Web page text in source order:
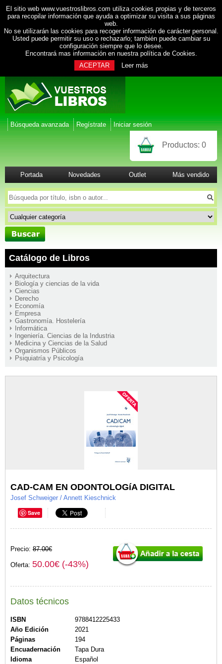
El sitio web www.vuestroslibros.com utiliza cookies propias y de terceros
para recopilar información que ayuda a optimizar su visita a sus páginas
web.
No se utilizarán las cookies para recoger información de carácter personal.
Usted puede permitir su uso o rechazarlo; también puede cambiar su
configuración siempre que lo desee.
Encontrará mas información en nuestra política de Cookies.
ACEPTAR
Leer más
Búsqueda avanzada Regístrate Iniciar sesión
Productos: 0
Portada Novedades Outlet Más vendido
Catálogo de Libros
Arquitectura
Biología y ciencias de la vida
Ciencias
Derecho
Economía
Empresa
Gastronomía. Hostelería
Informática
Ingeniería. Ciencias de la Industria
Medicina y Ciencias de la Salud
Organismos Públicos
Psiquiatría y Psicología
CAD-CAM EN ODONTOLOGíA DIGITAL
Josef Schweiger / Annett Kieschnick
Save
Precio: 87.00€
Oferta: 50.00€ (-43%)
Datos técnicos
ISBN
9788412225433
Año Edición
2021
Páginas
194
Encuadernación
Tapa Dura
Idioma
Español